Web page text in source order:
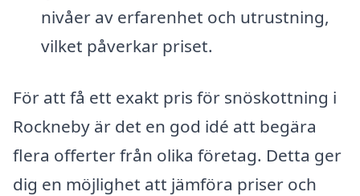
nivåer av erfarenhet och utrustning,
vilket påverkar priset.
För att få ett exakt pris för snöskottning i
Rockneby är det en god idé att begära
flera offerter från olika företag. Detta ger
dig en möjlighet att jämföra priser och